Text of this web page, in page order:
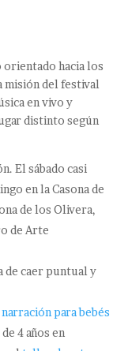
orientado hacia los
misión del festival
en vivo y
distinto según
El sábado casi
en la Casona de
de los Olivera,
de Arte
de caer puntual y
narración para bebés
4 años en